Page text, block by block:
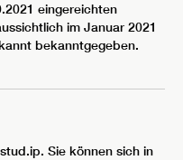
eingereichten
im Januar 2021
bekanntgegeben.
Sie können sich in